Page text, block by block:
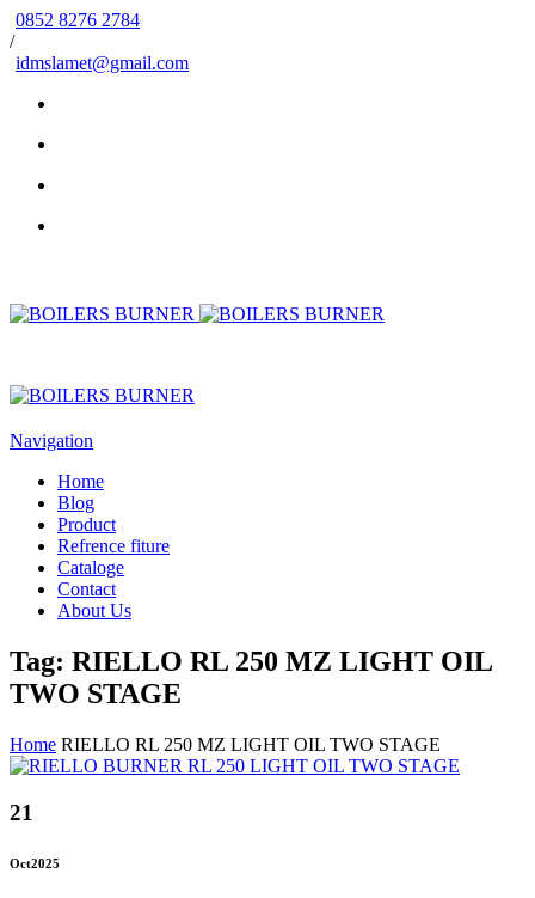
0852 8276 2784
/
idmslamet@gmail.com
Navigation
Home
Blog
Product
Refrence fiture
Cataloge
Contact
About Us
Tag: RIELLO RL 250 MZ LIGHT OIL
TWO STAGE
Home RIELLO RL 250 MZ LIGHT OIL TWO STAGE
21
Oct2025